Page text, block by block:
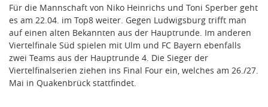
Für die Mannschaft von Niko Heinrichs und Toni Sperber geht
es am 22.04. im Top8 weiter. Gegen Ludwigsburg trifft man
auf einen alten Bekannten aus der Hauptrunde. Im anderen
Viertelfinale Süd spielen mit Ulm und FC Bayern ebenfalls
zwei Teams aus der Hauptrunde 4. Die Sieger der
Viertelfinalserien ziehen ins Final Four ein, welches am 26./27.
Mai in Quakenbrück stattfindet.